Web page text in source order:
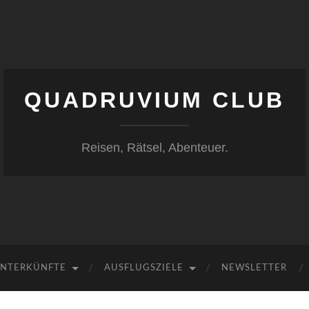
QUADRUVIUM CLUB
Reisen, Rätsel, Abenteuer.
AUSFLUGSZIELE NEWSLETTER